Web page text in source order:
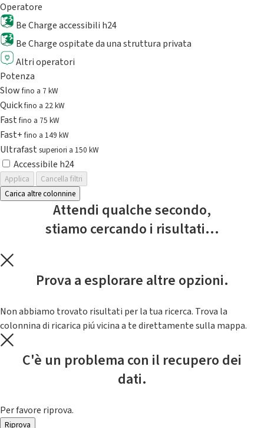
Operatore
Be Charge accessibili h24
Be Charge ospitate da una struttura privata
Altri operatori
Potenza
Slowfino a 7 kW
Quickfino a 22 kW
Fastfino a 75 kW
Fast+fino a 149 kW
Ultrafast superiori a 150 kW
Accessibile h24
Applica
Cancella filtri
Carica altre colonnine
Attendi qualche secondo,
stiamo cercando i risultati...
Prova a esplorare altre opzioni.
Non abbiamo trovato risultati per la tua ricerca. Trova la
colonnina di ricarica piú vicina a te direttamente sulla mappa.
C'è un problema con il recupero dei
dati.
Per favore riprova.
Riprova